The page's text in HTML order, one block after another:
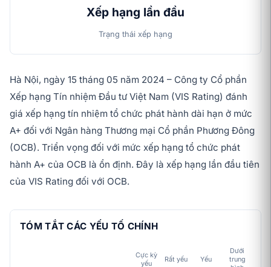
Xếp hạng lần đầu
Trạng thái xếp hạng
Hà Nội, ngày 15 tháng 05 năm 2024 – Công ty Cổ phần
Xếp hạng Tín nhiệm Đầu tư Việt Nam (VIS Rating) đánh
giá xếp hạng tín nhiệm tổ chức phát hành dài hạn ở mức
A+ đối với Ngân hàng Thương mại Cổ phần Phương Đông
(OCB). Triển vọng đối với mức xếp hạng tổ chức phát
hành A+ của OCB là ổn định. Đây là xếp hạng lần đầu tiên
của VIS Rating đối với OCB.
TÓM TẮT CÁC YẾU TỐ CHÍNH
Cực kỳ
yếu
Rất yếu Yếu
Dưới
trung